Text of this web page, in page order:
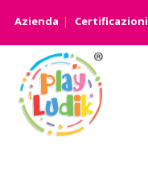
Azienda Certificazioni